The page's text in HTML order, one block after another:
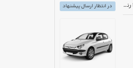
مزایده دولتی خودرو پژو 206 مدل 1390 رنگ سفید
در انتظار ارسال پیشنهاد